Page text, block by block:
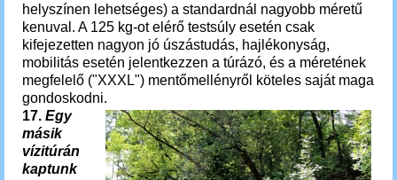
helyszínen lehetséges) a standardnál nagyobb méretű
kenuval. A 125 kg-ot elérő testsúly esetén csak
kifejezetten nagyon jó úszástudás, hajlékonyság,
mobilitás esetén jelentkezzen a túrázó, és a méretének
megfelelő ("XXXL") mentőmellényről köteles saját maga
gondoskodni.
17. Egy
másik
vízitúrán
kaptunk